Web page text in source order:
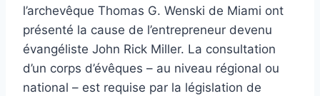
l’archevêque Thomas G. Wenski de Miami ont
présenté la cause de l’entrepreneur devenu
évangéliste John Rick Miller. La consultation
d’un corps d’évêques – au niveau régional ou
national – est requise par la législation de